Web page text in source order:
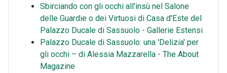
Sbirciando con gli occhi all'insù nel Salone
delle Guardie o dei Virtuosi di Casa d'Este del
Palazzo Ducale di Sassuolo - Gallerie Estensi
Palazzo Ducale di Sassuolo: una 'Delizia' per
gli occhi – di Alessia Mazzarella - The About
Magazine